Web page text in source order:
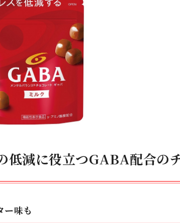
低減に役立つGABA配合の
ー味も